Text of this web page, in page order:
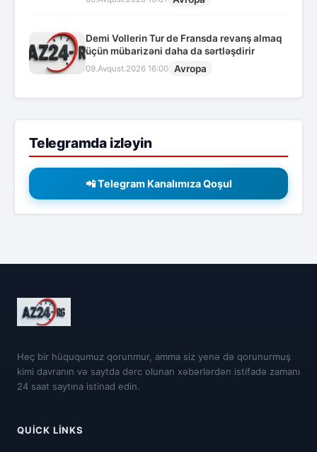
Demi Vollerin Tur de Fransda revanş almaq
üçün mübarizəni daha da sərtləşdirir
09.Avqust.2026 16:00 Avropa
Telegramda izləyin
📲 Telegram Kanalımıza Qoşul
Heç bir hüququmuz qorunmur, amma siz yenə də qorunurmuş
kimi davranın və saytda dərc olunan xəbərlərdən istifadə zamanı
24 saat saytına istinad edin.
QUICK LINKS